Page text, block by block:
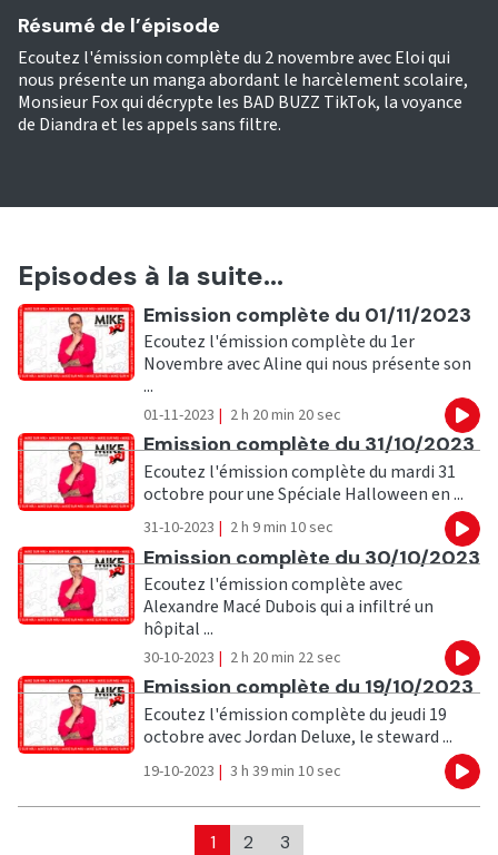
Résumé de l’épisode
Ecoutez l'émission complète du 2 novembre avec Eloi qui
nous présente un manga abordant le harcèlement scolaire,
Monsieur Fox qui décrypte les BAD BUZZ TikTok, la voyance
de Diandra et les appels sans filtre.
Episodes à la suite...
Ecouter
Emission complète du 01/11/2023
Ecoutez l'émission complète du 1er
Novembre avec Aline qui nous présente son
...
01-11-2023 | 2 h 20 min 20 sec
Ecouter
Emission complète du 31/10/2023
Ecoutez l'émission complète du mardi 31
octobre pour une Spéciale Halloween en ...
31-10-2023 | 2 h 9 min 10 sec
Ecouter
Emission complète du 30/10/2023
Ecoutez l'émission complète avec
Alexandre Macé Dubois qui a infiltré un
hôpital ...
30-10-2023 | 2 h 20 min 22 sec
Ecouter
Emission complète du 19/10/2023
Ecoutez l'émission complète du jeudi 19
octobre avec Jordan Deluxe, le steward ...
19-10-2023 | 3 h 39 min 10 sec
1 2 3